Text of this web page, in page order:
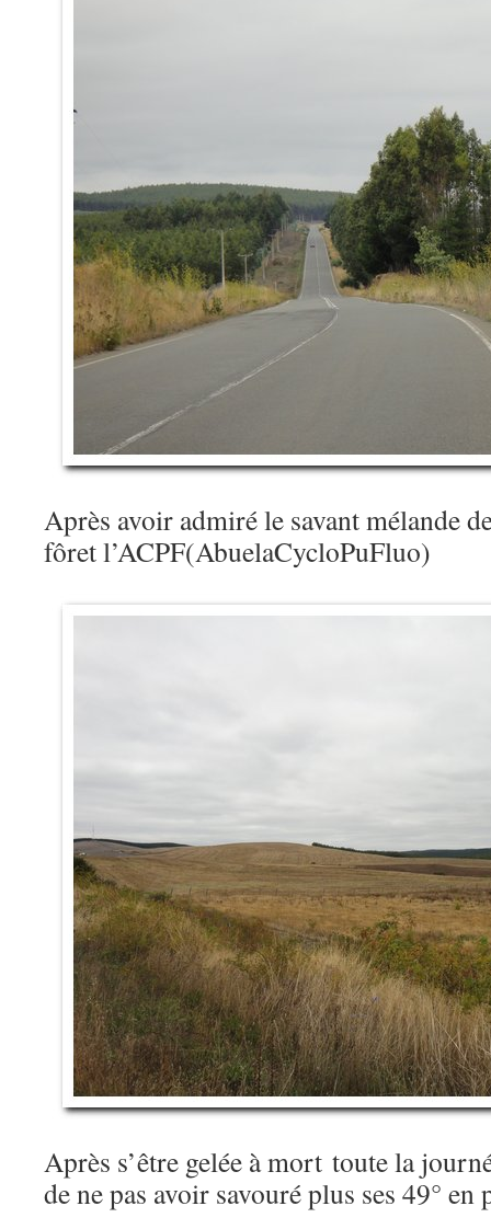
Après avoir admiré le savant mélande
fôret l’ACPF(AbuelaCycloPuFluo)
Après s’être gelée à mort toute la
de ne pas avoir savouré plus ses 49°